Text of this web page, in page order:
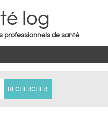
log
professionnels de santé